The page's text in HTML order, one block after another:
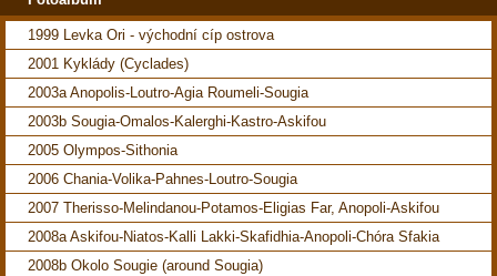
1999 Levka Ori - východní cíp ostrova
2001 Kyklády (Cyclades)
2003a Anopolis-Loutro-Agia Roumeli-Sougia
2003b Sougia-Omalos-Kalerghi-Kastro-Askifou
2005 Olympos-Sithonia
2006 Chania-Volika-Pahnes-Loutro-Sougia
2007 Therisso-Melindanou-Potamos-Eligias Far, Anopoli-Askifou
2008a Askifou-Niatos-Kalli Lakki-Skafidhia-Anopoli-Chóra Sfakia
2008b Okolo Sougie (around Sougia)